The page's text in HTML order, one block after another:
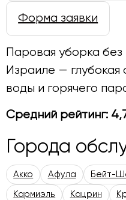
Форма заявки
Паровая уборка
Израиле —
воды и горячего
Средний рейтинг:
Города
Акко Афула Бейт-
Кармиэль Кацрин